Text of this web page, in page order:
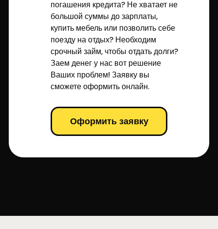
погашения кредита? Не хватает не
большой суммы до зарплаты,
купить мебель или позволить себе
поезду на отдых? Необходим
срочный займ, чтобы отдать долги?
Заем денег у нас вот решение
Ваших проблем! Заявку вы
сможете оформить онлайн.
Оформить заявку